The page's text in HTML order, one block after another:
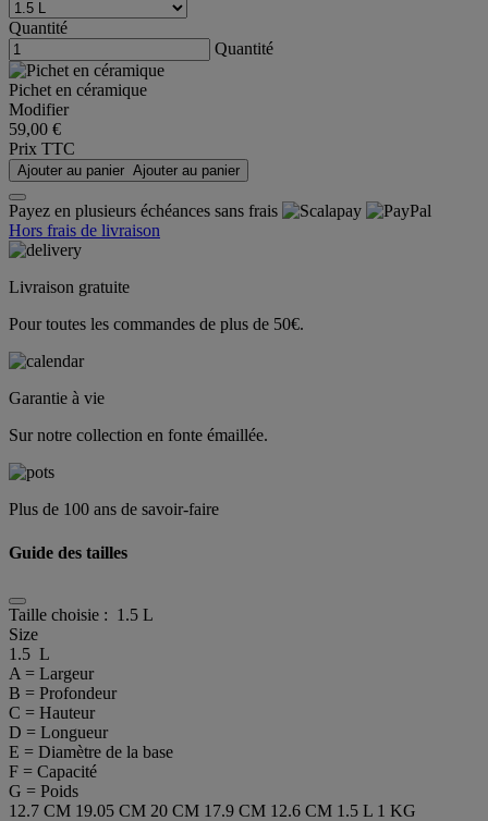
Quantité
Quantité
Pichet en céramique
Modifier
59,00 €
Prix TTC
Ajouter au panier Ajouter au panier
Payez en plusieurs échéances sans frais
Hors frais de livraison
Livraison gratuite
Pour toutes les commandes de plus de 50€.
Garantie à vie
Sur notre collection en fonte émaillée.
Plus de 100 ans de savoir-faire
Guide des tailles
Taille choisie : 1.5 L
Size
1.5 L
A = Largeur
B = Profondeur
C = Hauteur
D = Longueur
E = Diamètre de la base
F = Capacité
G = Poids
12.7 CM 19.05 CM 20 CM 17.9 CM 12.6 CM 1.5 L 1 KG